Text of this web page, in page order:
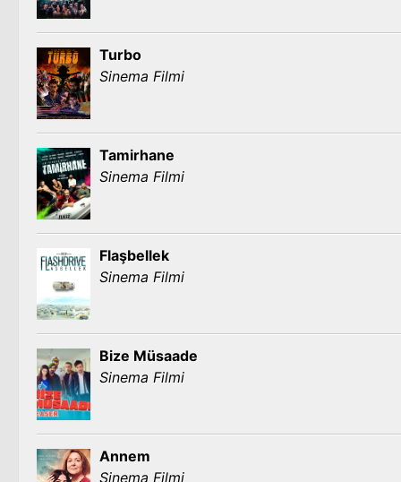
Turbo
Sinema Filmi
Tamirhane
Sinema Filmi
Flaşbellek
Sinema Filmi
Bize Müsaade
Sinema Filmi
Annem
Sinema Filmi